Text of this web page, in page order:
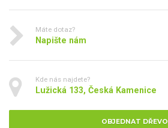
OBJEDNAT DŘEVO
Máte dotaz?
Napište nám
Kde nás najdete?
Lužická 133, Česká Kamenice